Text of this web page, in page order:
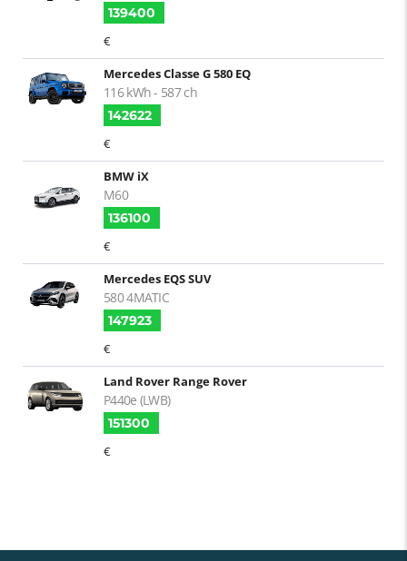
139400
€
Mercedes Classe G 580 EQ
116 kWh - 587 ch
142622
€
BMW iX
M60
136100
€
Mercedes EQS SUV
580 4MATIC
147923
€
Land Rover Range Rover
P440e (LWB)
151300
€